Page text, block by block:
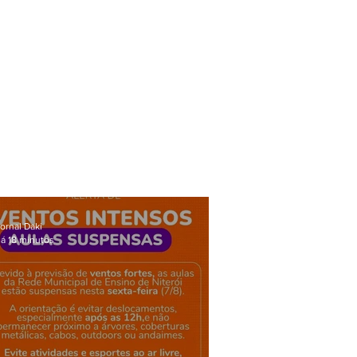
Daki
18 minutos